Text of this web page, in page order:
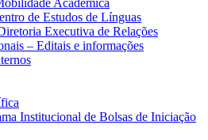
Acadêmica
de Estudos de Línguas
Executiva de Relações
– Editais e informações
Institucional de Bolsas de Iniciação